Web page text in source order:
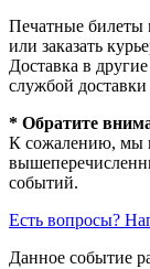
Печатные билеты
или заказать
Доставка в
службой
* Обратите
К сожалению, мы
событий.
Есть вопросы?
Данное событие